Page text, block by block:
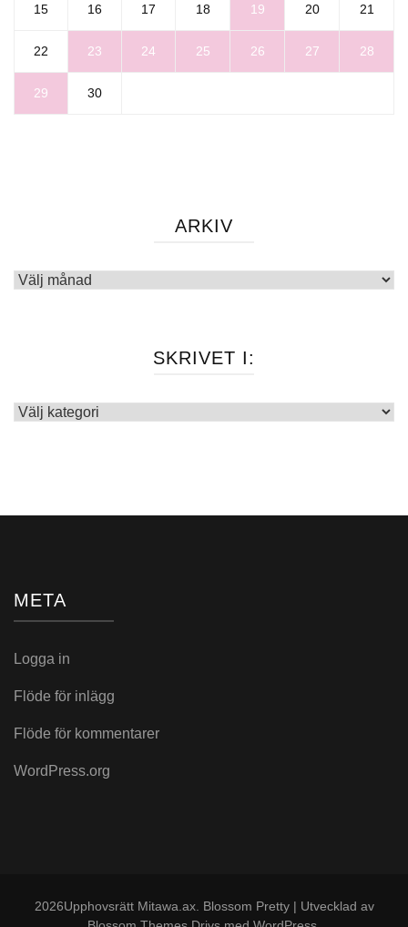
15 16 17 18 19 20 21
22 23 24 25 26 27 28
29 30
ARKIV
Arkiv
SKRIVET I:
Skrivet
META
Logga in
Flöde för inlägg
Flöde för kommentarer
WordPress.org
2026Upphovsrätt Mitawa.ax. Blossom Pretty | Utvecklad av